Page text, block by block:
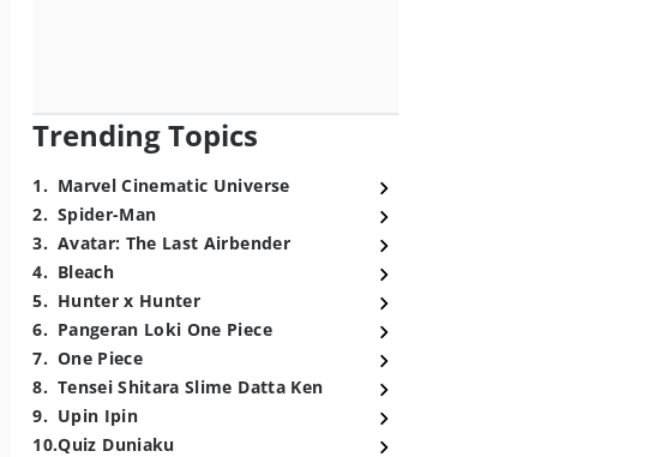
Trending Topics
1. Marvel Cinematic Universe
2. Spider-Man
3. Avatar: The Last Airbender
4. Bleach
5. Hunter x Hunter
6. Pangeran Loki One Piece
7. One Piece
8. Tensei Shitara Slime Datta Ken
9. Upin Ipin
10.Quiz Duniaku